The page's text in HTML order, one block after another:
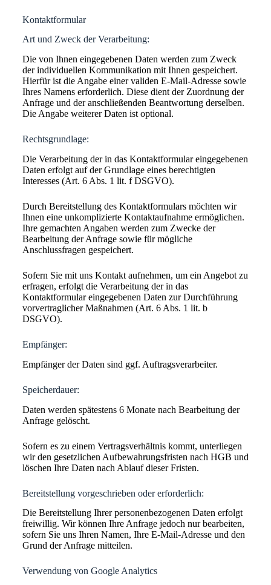
Kontaktformular
Art und Zweck der Verarbeitung:
Die von Ihnen eingegebenen Daten werden zum Zweck
der individuellen Kommunikation mit Ihnen gespeichert.
Hierfür ist die Angabe einer validen E-Mail-Adresse sowie
Ihres Namens erforderlich. Diese dient der Zuordnung der
Anfrage und der anschließenden Beantwortung derselben.
Die Angabe weiterer Daten ist optional.
Rechtsgrundlage:
Die Verarbeitung der in das Kontaktformular eingegebenen
Daten erfolgt auf der Grundlage eines berechtigten
Interesses (Art. 6 Abs. 1 lit. f DSGVO).
Durch Bereitstellung des Kontaktformulars möchten wir
Ihnen eine unkomplizierte Kontaktaufnahme ermöglichen.
Ihre gemachten Angaben werden zum Zwecke der
Bearbeitung der Anfrage sowie für mögliche
Anschlussfragen gespeichert.
Sofern Sie mit uns Kontakt aufnehmen, um ein Angebot zu
erfragen, erfolgt die Verarbeitung der in das
Kontaktformular eingegebenen Daten zur Durchführung
vorvertraglicher Maßnahmen (Art. 6 Abs. 1 lit. b
DSGVO).
Empfänger:
Empfänger der Daten sind ggf. Auftragsverarbeiter.
Speicherdauer:
Daten werden spätestens 6 Monate nach Bearbeitung der
Anfrage gelöscht.
Sofern es zu einem Vertragsverhältnis kommt, unterliegen
wir den gesetzlichen Aufbewahrungsfristen nach HGB und
löschen Ihre Daten nach Ablauf dieser Fristen.
Bereitstellung vorgeschrieben oder erforderlich:
Die Bereitstellung Ihrer personenbezogenen Daten erfolgt
freiwillig. Wir können Ihre Anfrage jedoch nur bearbeiten,
sofern Sie uns Ihren Namen, Ihre E-Mail-Adresse und den
Grund der Anfrage mitteilen.
Verwendung von Google Analytics